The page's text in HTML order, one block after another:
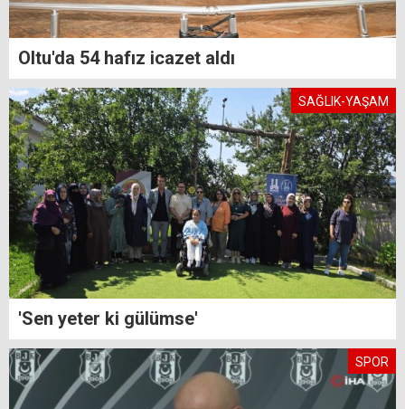
Oltu'da 54 hafız icazet aldı
SAĞLIK-YAŞAM
'Sen yeter ki gülümse'
SPOR